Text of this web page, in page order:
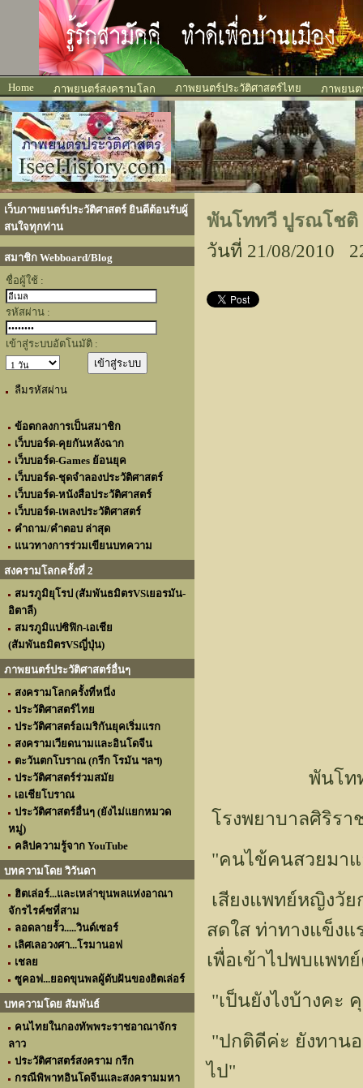
Home ภาพยนตร์สงครามโลก ภาพยนตร์ประวัติศาสตร์ไทย ภาพยนต
เว็บภาพยนตร์ประวัติศาสตร์ ยินดีต้อนรับผู้
สนใจทุกท่าน
สมาชิก Webboard/Blog
ชื่อผู้ใช้ :
รหัสผ่าน :
เข้าสู่ระบบอัตโนมัติ :
ลืมรหัสผ่าน
ข้อตกลงการเป็นสมาชิก
เว็บบอร์ด-คุยกันหลังฉาก
เว็บบอร์ด-Games ย้อนยุค
เว็บบอร์ด-ชุดจำลองประวัติศาสตร์
เว็บบอร์ด-หนังสือประวัติศาสตร์
เว็บบอร์ด-เพลงประวัติศาสตร์
คำถาม/คำตอบ ล่าสุด
แนวทางการร่วมเขียนบทความ
สงครามโลกครั้งที่ 2
สมรภูมิยุโรป (สัมพันธมิตรVSเยอรมัน-
อิตาลี)
สมรภูมิแปซิฟิก-เอเชีย
(สัมพันธมิตรVSญี่ปุ่น)
ภาพยนตร์ประวัติศาสตร์อื่นๆ
สงครามโลกครั้งที่หนึ่ง
ประวัติศาสตร์ไทย
ประวัติศาสตร์อเมริกันยุคเริ่มแรก
สงครามเวียดนามและอินโดจีน
ตะวันตกโบราณ (กรีก โรมัน ฯลฯ)
ประวัติศาสตร์ร่วมสมัย
เอเชียโบราณ
ประวัติศาสตร์อื่นๆ (ยังไม่แยกหมวด
หมู่)
คลิปความรู้จาก YouTube
บทความโดย วิวันดา
ฮิตเล่อร์...และเหล่าขุนพลแห่งอาณา
จักรไรค์ซที่สาม
ลอดลายรั้ว.....วินด์เซอร์
เลิศเลอวงศา...โรมานอฟ
เชลย
ซูคอฟ...ยอดขุนพลผู้ดับฝันของฮิตเล่อร์
บทความโดย สัมพันธ์
คนไทยในกองทัพพระราชอาณาจักร
ลาว
ประวัติศาสตร์สงคราม กรีก
กรณีพิพาทอินโดจีนและสงครามมหา
พันโททวี ปูรณโชติ
วันที่ 21/08/2010
พันโท
โรงพยาบาลศิริรา
"คนไข้คนสวยมา
เสียงแพทย์หญิงวั
สดใส ท่าทางแข็ง
เพื่อเข้าไปพบแพท
"เป็นยังไงบ้างคะ
"ปกติดีค่ะ ยังทาน
ไป"